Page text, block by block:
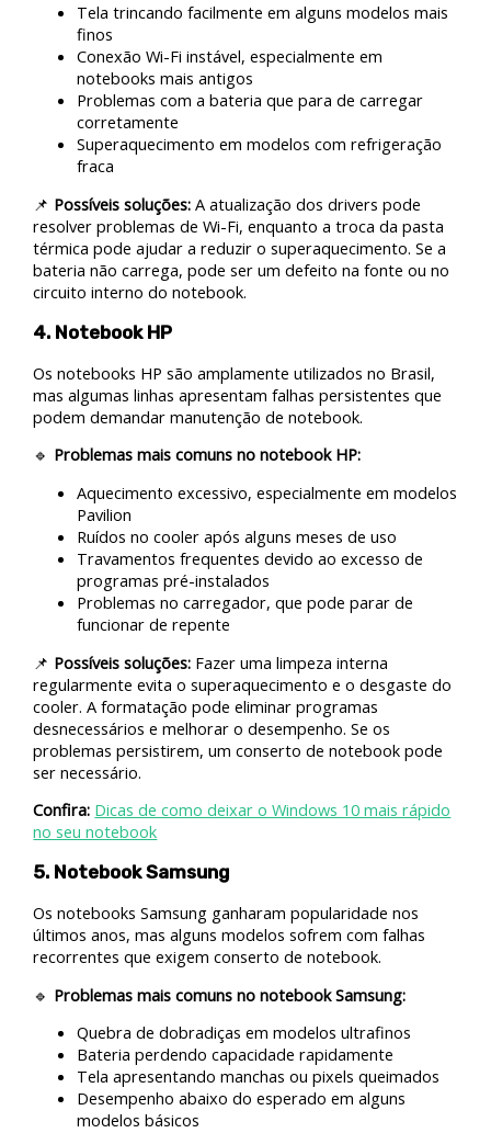
Tela trincando facilmente em alguns modelos mais
finos
Conexão Wi-Fi instável, especialmente em
notebooks mais antigos
Problemas com a bateria que para de carregar
corretamente
Superaquecimento em modelos com refrigeração
fraca
📌 Possíveis soluções: A atualização dos drivers pode
resolver problemas de Wi-Fi, enquanto a troca da pasta
térmica pode ajudar a reduzir o superaquecimento. Se a
bateria não carrega, pode ser um defeito na fonte ou no
circuito interno do notebook.
4. Notebook HP
Os notebooks HP são amplamente utilizados no Brasil,
mas algumas linhas apresentam falhas persistentes que
podem demandar manutenção de notebook.
🔹 Problemas mais comuns no notebook HP:
Aquecimento excessivo, especialmente em modelos
Pavilion
Ruídos no cooler após alguns meses de uso
Travamentos frequentes devido ao excesso de
programas pré-instalados
Problemas no carregador, que pode parar de
funcionar de repente
📌 Possíveis soluções: Fazer uma limpeza interna
regularmente evita o superaquecimento e o desgaste do
cooler. A formatação pode eliminar programas
desnecessários e melhorar o desempenho. Se os
problemas persistirem, um conserto de notebook pode
ser necessário.
Confira: Dicas de como deixar o Windows 10 mais rápido
no seu notebook
5. Notebook Samsung
Os notebooks Samsung ganharam popularidade nos
últimos anos, mas alguns modelos sofrem com falhas
recorrentes que exigem conserto de notebook.
🔹 Problemas mais comuns no notebook Samsung:
Quebra de dobradiças em modelos ultrafinos
Bateria perdendo capacidade rapidamente
Tela apresentando manchas ou pixels queimados
Desempenho abaixo do esperado em alguns
modelos básicos